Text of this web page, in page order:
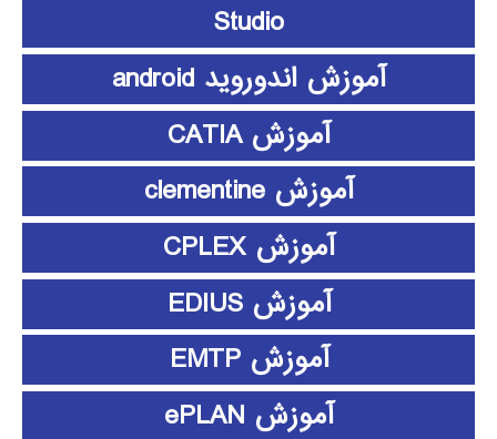
Studio
آموزش اندوروید android
آموزش CATIA
آموزش clementine
آموزش CPLEX
آموزش EDIUS
آموزش EMTP
آموزش ePLAN